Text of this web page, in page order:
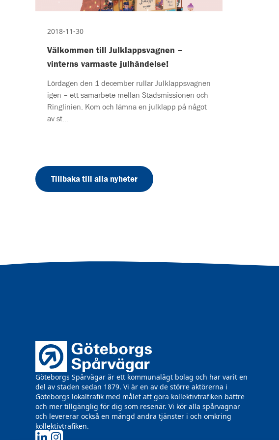
2018-11-30
Välkommen till Julklappsvagnen –
vinterns varmaste julhändelse!
Lördagen den 1 december rullar Julklappsvagnen
igen – ett samarbete mellan Stadsmissionen och
Ringlinien. Kom och lämna en julklapp på något
av st...
Tillbaka till alla nyheter
Göteborgs Spårvägar är ett kommunalägt bolag och har varit en
del av staden sedan 1879. Vi är en av de större aktörerna i
Göteborgs lokaltrafik med målet att göra kollektivtrafiken bättre
och mer tillgänglig för dig som resenär. Vi kör alla spårvagnar
och levererar också en mängd andra tjänster i och omkring
kollektivtrafiken.
Göteborgs Spårvägar på LinkedIn